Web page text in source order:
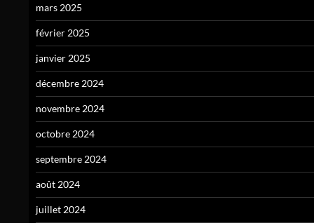
mars 2025
février 2025
janvier 2025
décembre 2024
novembre 2024
octobre 2024
septembre 2024
août 2024
juillet 2024